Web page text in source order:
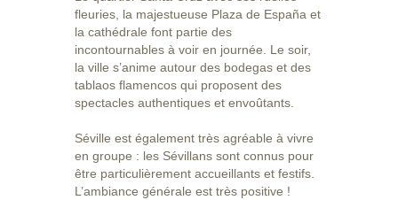
fleuries, la majestueuse Plaza de España et
la cathédrale font partie des
incontournables à voir en journée. Le soir,
la ville s’anime autour des bodegas et des
tablaos flamencos qui proposent des
spectacles authentiques et envoûtants.
Séville est également très agréable à vivre
en groupe : les Sévillans sont connus pour
être particulièrement accueillants et festifs.
L’ambiance générale est très positive !